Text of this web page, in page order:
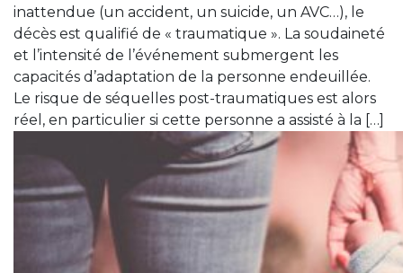
inattendue (un accident, un suicide, un AVC…), le
décès est qualifié de « traumatique ». La soudaineté
et l’intensité de l’événement submergent les
capacités d’adaptation de la personne endeuillée.
Le risque de séquelles post-traumatiques est alors
réel, en particulier si cette personne a assisté à la […]